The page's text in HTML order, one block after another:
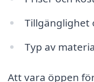
Tillgänglighet
Typ av
Att vara öppen